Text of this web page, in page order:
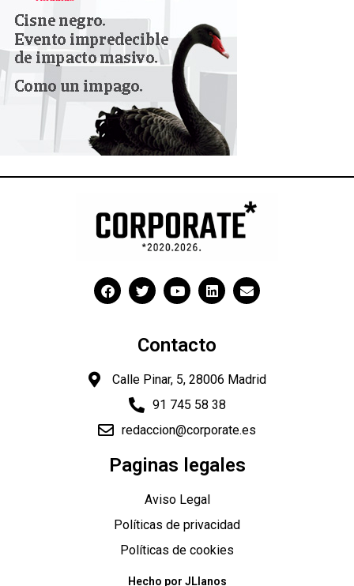
Contacto
Calle Pinar, 5, 28006 Madrid
91 745 58 38
redaccion@corporate.es
Paginas legales
Aviso Legal
Políticas de privacidad
Políticas de cookies
Hecho por JLlanos